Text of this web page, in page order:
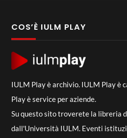
COS’È IULM PLAY
IULM Play è archivio. IULM Play è
Play è service per aziende.
Su questo sito troverete la libreria
dall'Università IULM. Eventi